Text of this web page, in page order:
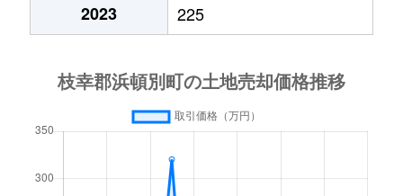
2023
225